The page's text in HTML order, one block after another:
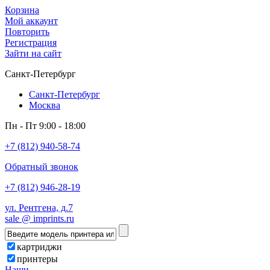
Корзина
Мой аккаунт
Повторить
Регистрация
Зайти на сайт
Санкт-Петербург
Санкт-Петербург
Москва
Пн - Пт 9:00 - 18:00
+7 (812) 940-58-74
Обратный звонок
+7 (812) 946-28-19
ул. Рентгена, д.7
sale @ imprints.ru
картриджи
принтеры